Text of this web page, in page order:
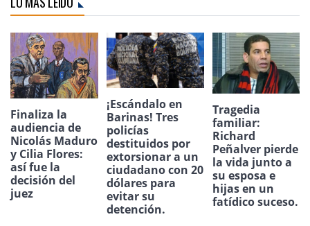
Finaliza la
audiencia de
Nicolás Maduro
y Cilia Flores:
así fue la
decisión del
juez
¡Escándalo en
Barinas! Tres
policías
destituidos por
extorsionar a un
ciudadano con 20
dólares para
evitar su
detención.
Tragedia
familiar:
Richard
Peñalver pierde
la vida junto a
su esposa e
hijas en un
fatídico suceso.